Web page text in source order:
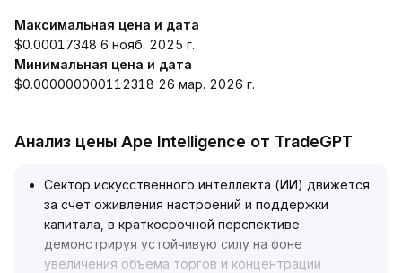
Максимальная цена и дата
$0.00017348 6 нояб. 2025 г.
Минимальная цена и дата
$0.000000000112318 26 мар. 2026 г.
Анализ цены Ape Intelligence от TradeGPT
Сектор искусственного интеллекта (ИИ) движется
за счет оживления настроений и поддержки
капитала, в краткосрочной перспективе
демонстрируя устойчивую силу на фоне
увеличения объема торгов и концентрации